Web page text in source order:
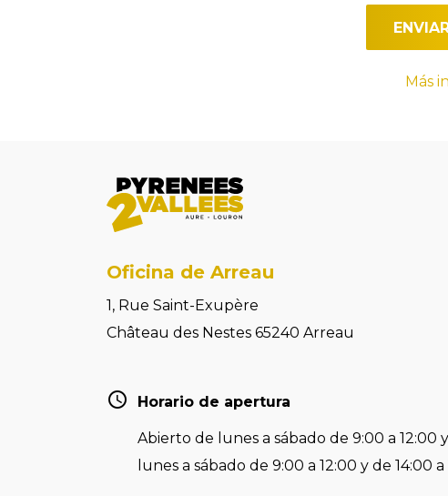
Más
Oficina de Arreau
1, Rue Saint-Exupère
Château des Nestes 65240 Arreau
Horario de apertura
Abierto de lunes a sábado de 9:00 a 12:00
lunes a sábado de 9:00 a 12:00 y de 14:00